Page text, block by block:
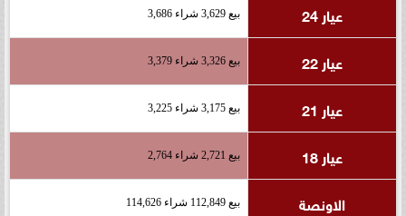
عيار 24
بيع 3,629 شراء 3,686
عيار 22 بيع 3,326 شراء 3,379
عيار 21 بيع 3,175 شراء 3,225
عيار 18 بيع 2,721 شراء 2,764
الاونصة بيع 112,849 شراء 114,626